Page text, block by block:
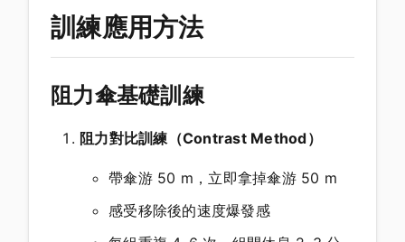
訓練應用方法
阻力傘基礎訓練
阻力對比訓練（Contrast Method）
帶傘游 50 m，立即拿掉傘游 50 m
感受移除後的速度爆發感